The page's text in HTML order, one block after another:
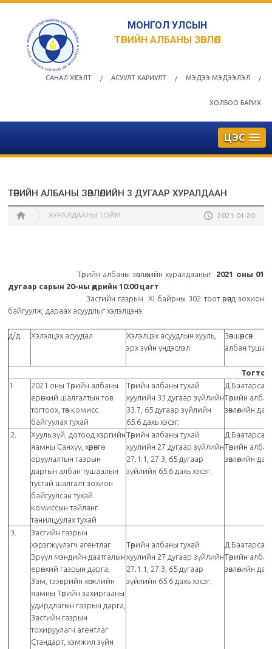
МОНГОЛ УЛСЫН
ТӨРИЙН АЛБАНЫ ЗӨВЛӨЛ
САНАЛ ХҮСЭЛТ / АСУУЛТ ХАРИУЛТ / МЭДЭЭ МЭДЭЭЛЭЛ /
ХОЛБОО БАРИХ
ЦЭС
ТӨРИЙН АЛБАНЫ ЗӨВЛӨЛИЙН 3 ДУГААР ХУРАЛДААН
ХУРАЛДААНЫ ТОЙМ 2021-01-20
Төрийн албаны зөвлөлийн хуралдааныг 2021 оны 01
дугаар сарын 20-ны өдрийн 10:00цагт
Засгийн газрын XI байрны 302 тоот өрөөнд зохион
байгуулж, дараах асуудлыг хэлэлцэнэ.
д/д Хэлэлцэх асуудал
Хэлэлцэх асуудлын хууль,
эрх зүйн үндэслэл
Зөвшөөрсөн
албан
1.
2021 оны Төрийн албаны
ерөнхий шалгалтын тов
тогтоох, төв комисс
байгуулах тухай
Төрийн албаны тухай
хуулийн 33 дугаар зүйлийн
33.7, 65 дугаар зүйлийн
65.6 дахь хэсэг;
Төрийн
зөвлөлийн
2.
Хууль зүй, дотоод хэргийн
яамны Санхүү, хөрөнгө
оруулалтын газрын
даргын албан тушаалын
тусгай шалгалт зохион
байгуулсан тухай
комиссын тайланг
танилцуулах тухай
Төрийн албаны тухай
хуулийн 27 дугаар зүйлийн
27.1.1, 27.3, 65 дугаар
зүйлийн 65.6 дахь хэсэг;
Төрийн
зөвлөлийн
3.
Засгийн газрын
хэрэгжүүлэгч агентлаг
Эрүүл мэндийн даатгалын
ерөнхий газрын дарга,
Зам, тээврийн хөгжлийн
яамны Төрийн захиргааны
удирдлагын газрын дарга,
Засгийн газрын
тохируулагч агентлаг
Стандарт, хэмжил зүйн
Төрийн албаны тухай
хуулийн 27 дугаар зүйлийн
27.1.1, 27.3, 65 дугаар
зүйлийн 65.6 дахь хэсэг;
Төрийн
зөвлөлийн